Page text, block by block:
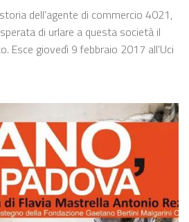
dell’agente di commercio 4021,
di urlare a questa società il
Esce giovedì 9 febbraio 2017 all’Uci